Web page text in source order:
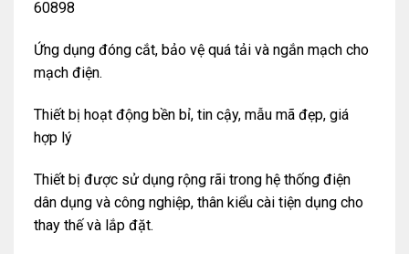
60898
Ứng dụng đóng cắt, bảo vệ quá tải và ngắn mạch cho
mạch điện.
Thiết bị hoạt động bền bỉ, tin cậy, mẫu mã đẹp, giá
hợp lý
Thiết bị được sử dụng rộng rãi trong hệ thống điện
dân dụng và công nghiệp, thân kiểu cài tiện dụng cho
thay thế và lắp đặt.